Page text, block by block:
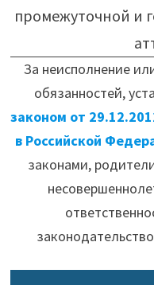
промежуточной и
За неисполнение
обязанностей,
законом от
в Российской
законами,